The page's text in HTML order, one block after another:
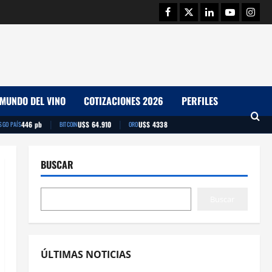
Facebook
TwitterLinkedinYoutube
MUNDO DEL VINO COTIZACIONES 2026 PERFILES
PAÍS446 pb | BITCOINU$S 64.910 | OROU$S 4338
BUSCAR
ÚLTIMAS NOTICIAS